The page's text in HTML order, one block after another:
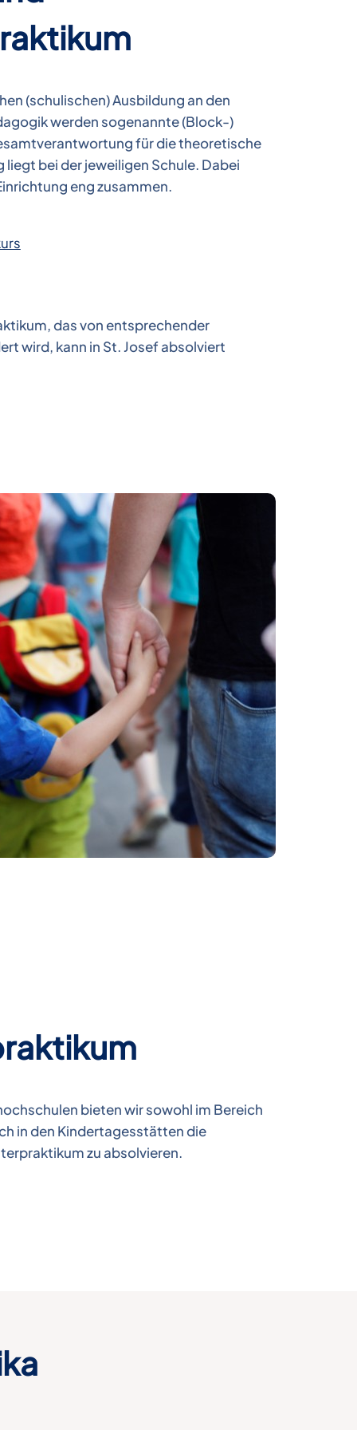
(schulischen) Ausbildung an den
werden sogenannte (Block-)
für die theoretische
bei der jeweiligen Schule. Dabei
eng zusammen.
das von entsprechender
wird, kann in St. Josef absolviert
bieten wir sowohl im Bereich
in den Kindertagesstätten die
zu absolvieren.